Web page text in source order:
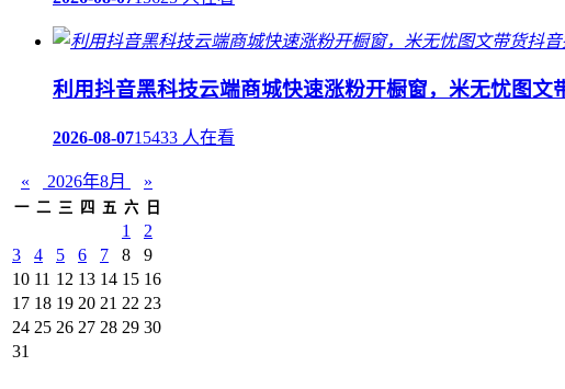
利用抖音黑科技云端商城快速涨粉开橱窗，米无忧图文
2026-08-0715433 人在看
« 2026年8月 »
一 二 三 四 五 六 日
1
2
3
4 5 6 7 8
9
10 11 12 13 14 15 16
17 18 19 20 21 22 23
24 25 26 27 28 29 30
31